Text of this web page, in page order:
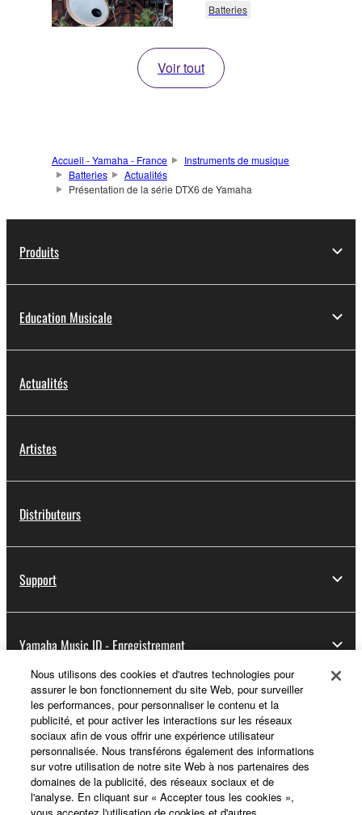
Batteries
Voir tout
Accueil - Yamaha - France
Instruments de musique
Batteries
Actualités
Présentation de la série DTX6 de Yamaha
Produits
Education Musicale
Actualités
Artistes
Distributeurs
Support
Yamaha Music ID - Enregistrement
A propos de Yamaha
France - French
Professionnel
Nous utilisons des cookies et d'autres technologies pour
assurer le bon fonctionnement du site Web, pour surveiller
les performances, pour personnaliser le contenu et la
publicité, et pour activer les interactions sur les réseaux
sociaux afin de vous offrir une expérience utilisateur
personnalisée. Nous transférons également des informations
sur votre utilisation de notre site Web à nos partenaires des
domaines de la publicité, des réseaux sociaux et de
l'analyse. En cliquant sur « Accepter tous les cookies »,